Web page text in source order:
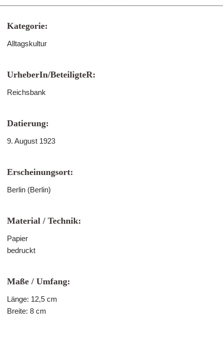
Kategorie:
Alltagskultur
UrheberIn/BeteiligteR:
Reichsbank
Datierung:
9. August 1923
Erscheinungsort:
Berlin (Berlin)
Material / Technik:
Papier
bedruckt
Maße / Umfang:
Länge: 12,5 cm
Breite: 8 cm